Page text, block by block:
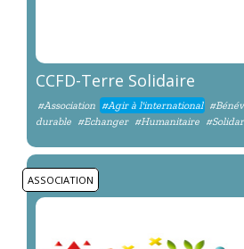
CCFD-Terre Solidaire
#Association #Agir à l'international
durable #Echanger #Humanitaire
ASSOCIATION